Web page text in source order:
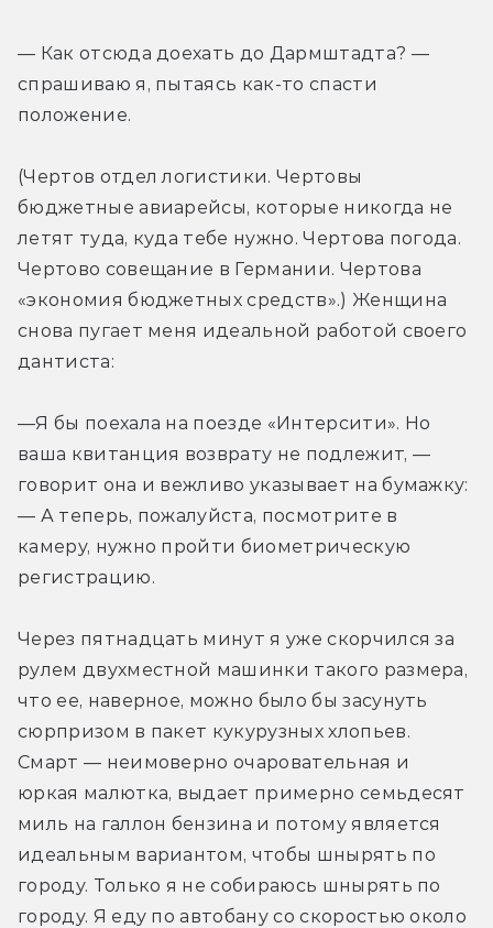
— Как отсюда доехать до Дармштадта? —
спрашиваю я, пытаясь как-то спасти
положение.
(Чертов отдел логистики. Чертовы
бюджетные авиарейсы, которые никогда не
летят туда, куда тебе нужно. Чертова погода.
Чертово совещание в Германии. Чертова
«экономия бюджетных средств».) Женщина
снова пугает меня идеальной работой своего
дантиста:
—Я бы поехала на поезде «Интерсити». Но
ваша квитанция возврату не подлежит, —
говорит она и вежливо указывает на бумажку:
— А теперь, пожалуйста, посмотрите в
камеру, нужно пройти биометрическую
регистрацию.
Через пятнадцать минут я уже скорчился за
рулем двухместной машинки такого размера,
что ее, наверное, можно было бы засунуть
сюрпризом в пакет кукурузных хлопьев.
Смарт — неимоверно очаровательная и
юркая малютка, выдает примерно семьдесят
миль на галлон бензина и потому является
идеальным вариантом, чтобы шнырять по
городу. Только я не собираюсь шнырять по
городу. Я еду по автобану со скоростью около